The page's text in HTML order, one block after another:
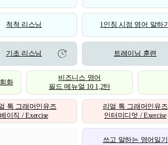
척척 리스닝 1인칭 시점 영어 말하기
기초 리스닝 트레이닝 훈련
화
비즈니스 영어
필드 메뉴얼 10 1,2탄
톡 그래머인유즈
베이직 / Exercise
리얼 톡 그래머인유즈
인터미디엇 / Exercise
쓰고 말하는 영어일기